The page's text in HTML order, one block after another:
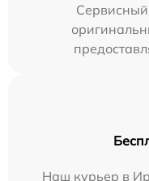
Сервисный
Наш курьер в